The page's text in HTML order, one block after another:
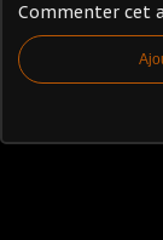
Commenter cet